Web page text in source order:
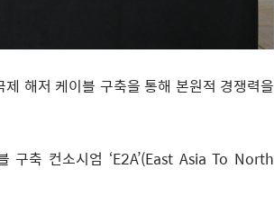
해저 케이블 구축을 통해 본원적 경쟁력을
구축 컨소시엄 ‘E2A’(East Asia To North